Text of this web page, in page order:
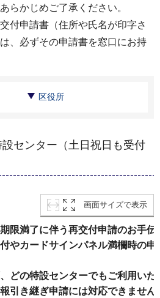
らかじめご了承ください。
付申請書（住所や氏名が印字さ
、必ずその申請書を窓口にお持
区役所
センター（土日祝日も受付
画面サイズで表示
限満了に伴う再交付申請のお手伝
やカードサインパネル満欄時の申
どの特設センターでもご利用いた
引き継ぎ申請には対応できません